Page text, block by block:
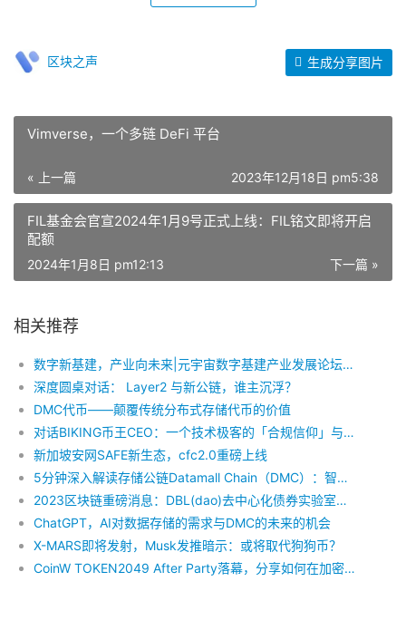
区块之声 生成分享图片
Vimverse，一个多链 DeFi 平台
« 上一篇 2023年12月18日 pm5:38
FIL基金会官宣2024年1月9号正式上线：FIL铭文即将开启
配额
下一篇 »
2024年1月8日 pm12:13
相关推荐
数字新基建，产业向未来|元宇宙数字基建产业发展论坛暨数据存储全球发展峰会即将开启！
深度圆桌对话： Layer2 与新公链，谁主沉浮？
DMC代币——颠覆传统分布式存储代币的价值
对话BIKING币王CEO：一个技术极客的「合规信仰」与用户哲学
新加坡安网SAFE新生态，cfc2.0重磅上线
5分钟深入解读存储公链Datamall Chain（DMC）：智能合约、合作伙伴及代币模型
2023区块链重磅消息：DBL(dao)去中心化债券实验室荣获多家知名投资机构加持
ChatGPT，AI对数据存储的需求与DMC的未来的机会
X-MARS即将发射，Musk发推暗示：或将取代狗狗币？
CoinW TOKEN2049 After Party落幕，分享如何在加密寒冬保持增长